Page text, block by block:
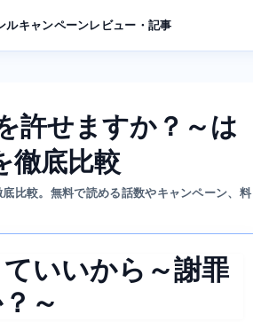
ルキャンペーンレビュー・記事
許せますか？～は
徹底比較
比較。無料で読める話数やキャンペーン、料
いいから～謝罪
～